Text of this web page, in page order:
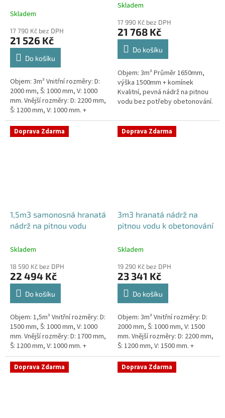
Skladem
17 790 Kč bez DPH
21 526 Kč
Do košíku
Objem: 3m³ Vnitřní rozměry: D:
2000 mm, Š: 1000 mm, V: 1000
mm. Vnější rozměry: D: 2200 mm,
Š: 1200 mm, V: 1000 mm. +
komínek. Kvalitní nádrž na pitnou
vodu pod parkovací...
Průměrné
produktu
je
5,0
hvězdiček.
Skladem
17 990 Kč bez DPH
21 768 Kč
Do košíku
Objem: 3m³ Průměr 1650mm,
výška 1500mm + komínek
Kvalitní, pevná nádrž na pitnou
vodu bez potřeby obetonování.
prostupů pro potrubí a hadice
specifikujte...
Doprava Zdarma
1,5m3 samonosná hranatá
nádrž na pitnou vodu
Skladem
18 590 Kč bez DPH
22 494 Kč
Do košíku
Objem: 1,5m³ Vnitřní rozměry: D:
1500 mm, Š: 1000 mm, V: 1000
mm. Vnější rozměry: D: 1700 mm,
Š: 1200 mm, V: 1000 mm. +
komínek Kvalitní, pevná nádrž na
pitnou vodu bez...
Doprava Zdarma
3m3 hranatá nádrž na
pitnou vodu k obetonování
Skladem
19 290 Kč bez DPH
23 341 Kč
Do košíku
Objem: 3m³ Vnitřní rozměry: D:
2000 mm, Š: 1000 mm, V: 1500
mm. Vnější rozměry: D: 2200 mm,
Š: 1200 mm, V: 1500 mm. +
komínek. Kvalitní nádrž na
pitnou vodu pod...
Doprava Zdarma Doprava Zdarma